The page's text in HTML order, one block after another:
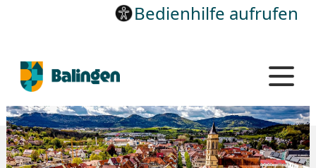
Bedienhilfe aufrufen